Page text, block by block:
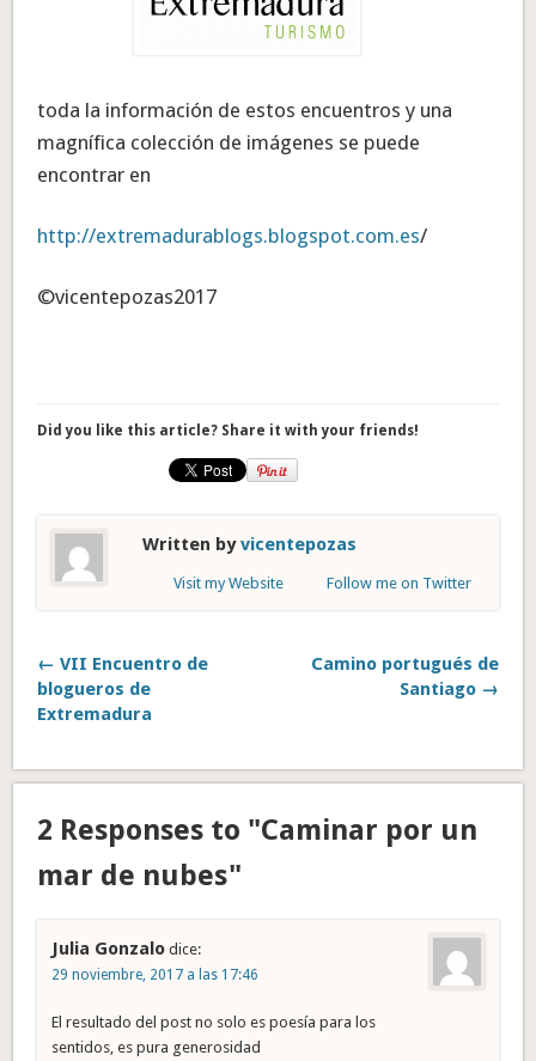
toda la información de estos encuentros y una
magnífica colección de imágenes se puede
encontrar en
http://extremadurablogs.blogspot.com.es/
©vicentepozas2017
Did you like this article? Share it with your friends!
Written byvicentepozas
Visit my Website Follow me on Twitter
← VII Encuentro de
blogueros de
Extremadura
Camino portugués de
Santiago →
2 Responses to "Caminar por un
mar de nubes"
Julia Gonzalo dice:
29 noviembre, 2017 a las 17:46
El resultado del post no solo es poesía para los
sentidos, es pura generosidad